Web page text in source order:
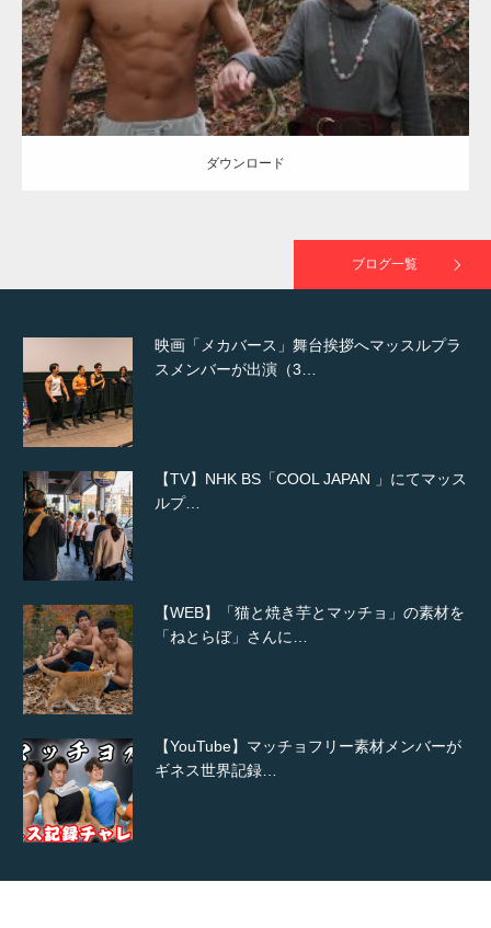
ダウンロード
ダウンロード
ブログ一覧
NHK「所さん！事件ですよ」に取材されまし
た（6/8放送）
映画「メカバース」舞台挨拶へマッスルプラ
スメンバーが出演（3…
【TV】NHK BS「COOL JAPAN 」にてマッス
ルプ…
【WEB】「猫と焼き芋とマッチョ」の素材を
「ねとらぼ」さんに…
【YouTube】マッチョフリー素材メンバーが
ギネス世界記録…